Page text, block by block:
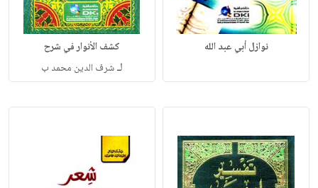
نوازل أبي عبد الله كشف الأنوار في شرح
لـشرف الدين محمد ب